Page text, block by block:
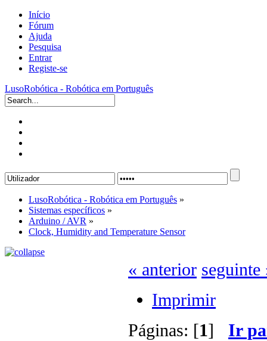
Início
Fórum
Ajuda
Pesquisa
Entrar
Registe-se
LusoRobótica - Robótica em Português
LusoRobótica - Robótica em Português »
Sistemas específicos »
Arduino / AVR »
Clock, Humidity and Temperature Sensor
« anterior seguinte
Imprimir
Páginas: [1] Ir